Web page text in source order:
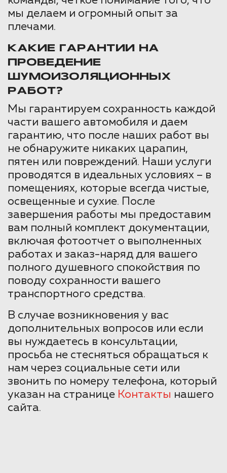
мы делаем и огромный опыт за
плечами.
КАКИЕ ГАРАНТИИ НА
ПРОВЕДЕНИЕ
ШУМОИЗОЛЯЦИОННЫХ
РАБОТ?
Мы гарантируем сохранность каждой
части вашего автомобиля и даем
гарантию, что после наших работ вы
не обнаружите никаких царапин,
пятен или повреждений. Наши услуги
проводятся в идеальных условиях – в
помещениях, которые всегда чистые,
освещенные и сухие. После
завершения работы мы предоставим
вам полный комплект документации,
включая фотоотчет о выполненных
работах и заказ-наряд для вашего
полного душевного спокойствия по
поводу сохранности вашего
транспортного средства.
В случае возникновения у вас
дополнительных вопросов или если
вы нуждаетесь в консультации,
просьба не стесняться обращаться к
нам через социальные сети или
звонить по номеру телефона, который
указан на странице Контакты нашего
сайта.